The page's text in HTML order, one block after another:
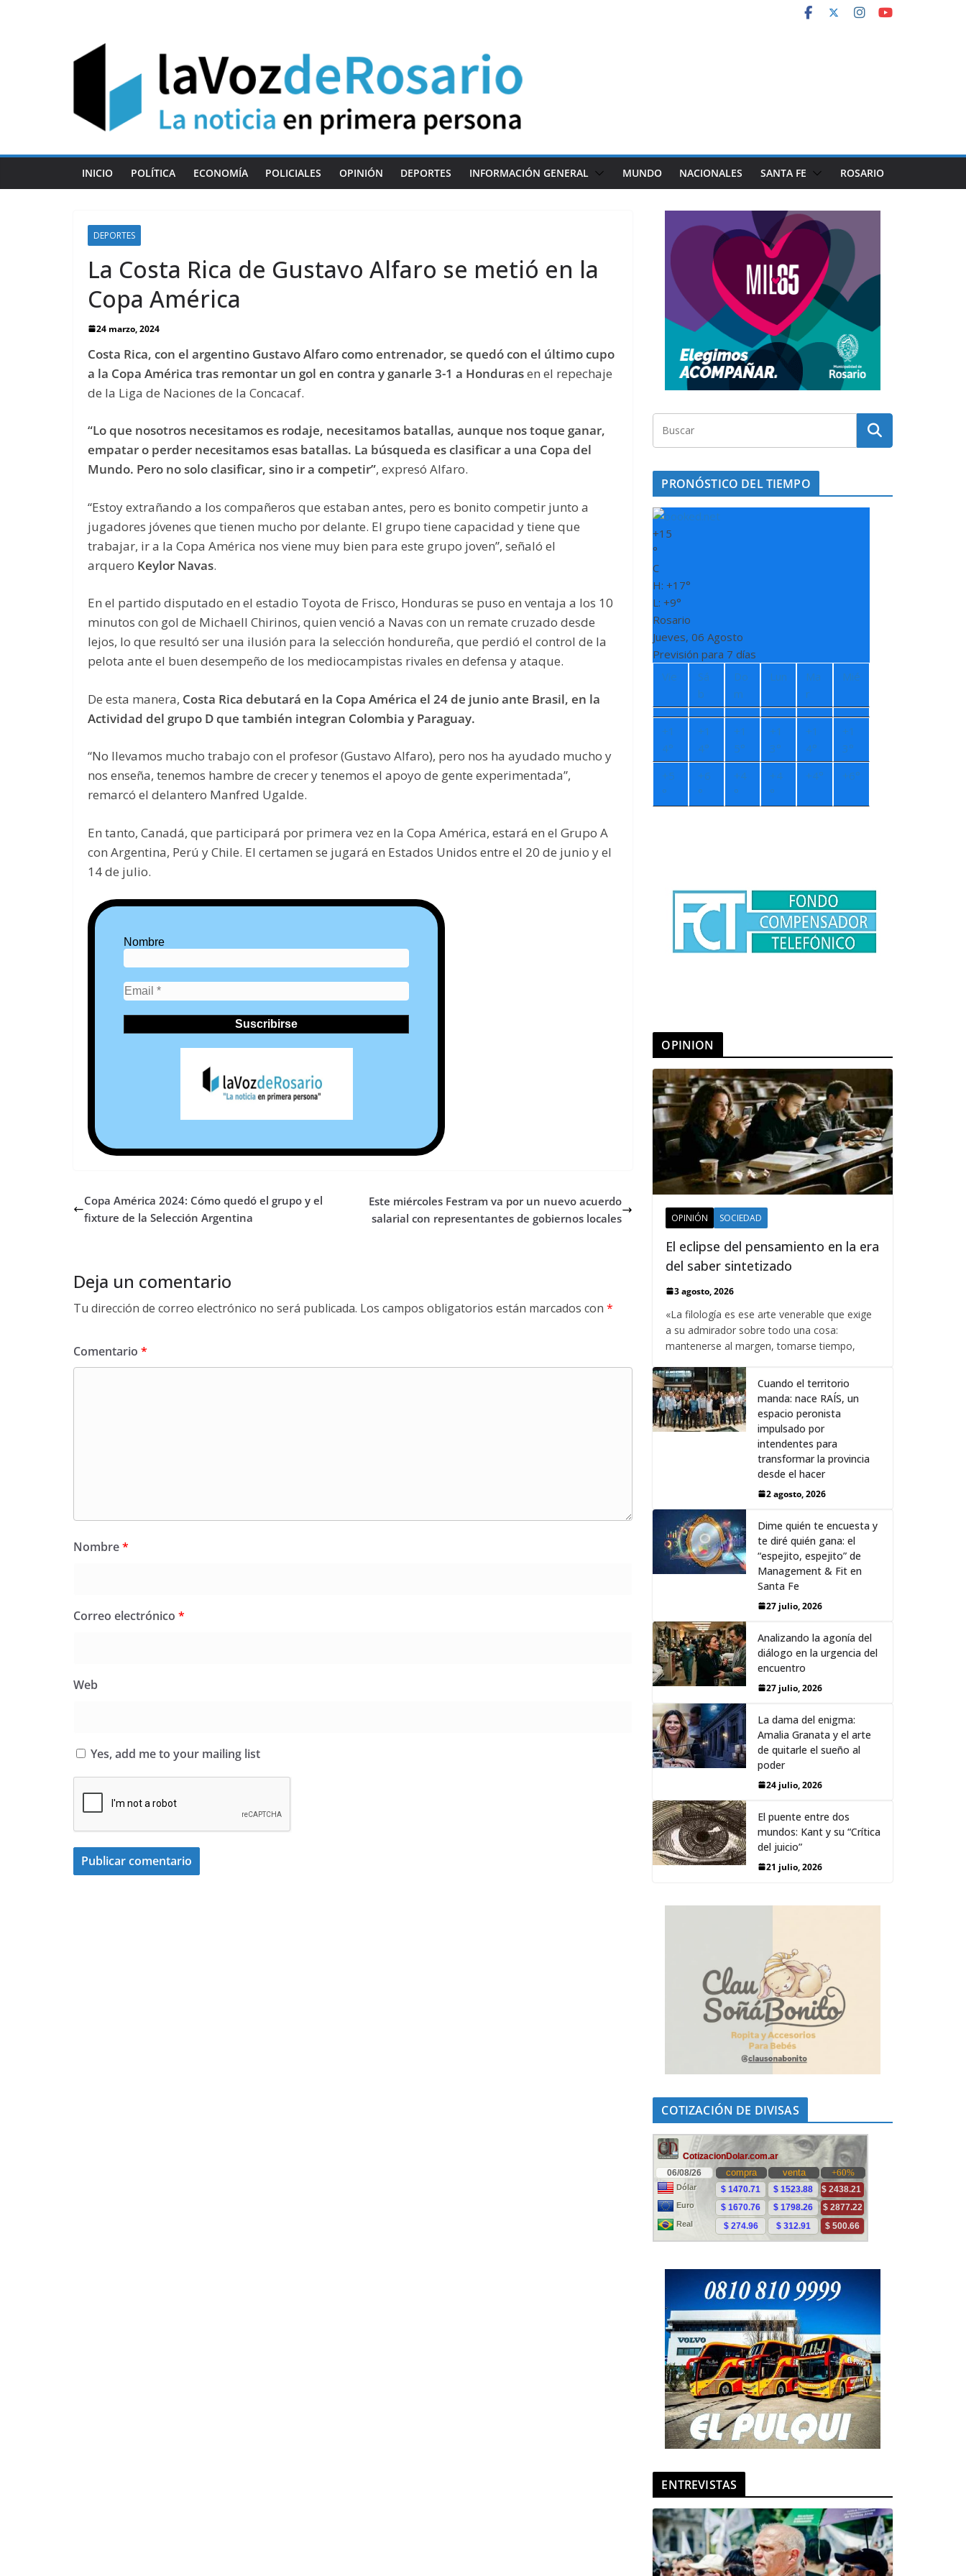
INICIO POLÍTICA ECONOMÍA POLICIALES OPINIÓN DEPORTES INFORMACIÓN GENERAL MUNDO NACIONALES SANTA FE ROSARIO
DEPORTES
La Costa Rica de Gustavo Alfaro se metió en la
Copa América
24 marzo, 2024
Costa Rica, con el argentino Gustavo Alfaro como entrenador, se quedó con el último cupo
a la Copa América tras remontar un gol en contra y ganarle 3-1 a Hondurasen el repechaje
de la Liga de Naciones de la Concacaf.
“Lo que nosotros necesitamos es rodaje, necesitamos batallas, aunque nos toque ganar,
empatar o perder necesitamos esas batallas. La búsqueda es clasificar a una Copa del
Mundo. Pero no solo clasificar, sino ir a competir”, expresó Alfaro.
“Estoy extrañando a los compañeros que estaban antes, pero es bonito competir junto a
jugadores jóvenes que tienen mucho por delante. El grupo tiene capacidad y tiene que
trabajar, ir a la Copa América nos viene muy bien para este grupo joven”, señaló el
arquero Keylor Navas.
En el partido disputado en el estadio Toyota de Frisco, Honduras se puso en ventaja a los 10
minutos con gol de Michaell Chirinos, quien venció a Navas con un remate cruzado desde
lejos, lo que resultó ser una ilusión para la selección hondureña, que perdió el control de la
pelota ante el buen desempeño de los mediocampistas rivales en defensa y ataque.
De esta manera, Costa Rica debutará en la Copa América el 24 de junio ante Brasil, en la
Actividad del grupo D que también integran Colombia y Paraguay.
“No llevamos mucho trabajo con el profesor (Gustavo Alfaro), pero nos ha ayudado mucho y
nos enseña, tenemos hambre de crecer y tenemos el apoyo de gente experimentada”,
remarcó el delantero Manfred Ugalde.
En tanto, Canadá, que participará por primera vez en la Copa América, estará en el Grupo A
con Argentina, Perú y Chile. El certamen se jugará en Estados Unidos entre el 20 de junio y el
14 de julio.
Nombre
Copa América 2024: Cómo quedó el grupo y el
fixture de la Selección Argentina
Este miércoles Festram va por un nuevo acuerdo
salarial con representantes de gobiernos locales
Deja un comentario
Tu dirección de correo electrónico no será publicada. Los campos obligatorios están marcados con *
Comentario *
Nombre*
Correo electrónico *
Web
Yes, add me to your mailing list
PRONÓSTICO DEL TIEMPO
+15
°
C
H:+17°
L:+9°
Rosario
Jueves, 06 Agosto
Previsión para 7 días
Vie
Sá
b
Do
m
Lun
Ma
r
Mié
+1
4°
+1
4°
+1
5°
+1
3°
+1
4°
+1
3°
+5
°
+6
°
+4
°
+4
°
+4° +6°
OPINION
OPINIÓN SOCIEDAD
El eclipse del pensamiento en la era
del saber sintetizado
3 agosto, 2026
«La filología es ese arte venerable que exige
a su admirador sobre todo una cosa:
mantenerse al margen, tomarse tiempo,
Cuando el territorio
manda: nace RAÍS, un
espacio peronista
impulsado por
intendentes para
transformar la provincia
desde el hacer
2 agosto, 2026
Dime quién te encuesta y
te diré quién gana: el
“espejito, espejito” de
Management & Fit en
Santa Fe
27 julio, 2026
Analizando la agonía del
diálogo en la urgencia del
encuentro
27 julio, 2026
La dama del enigma:
Amalia Granata y el arte
de quitarle el sueño al
poder
24 julio, 2026
El puente entre dos
mundos: Kant y su “Crítica
del juicio”
21 julio, 2026
COTIZACIÓN DE DIVISAS
ENTREVISTAS